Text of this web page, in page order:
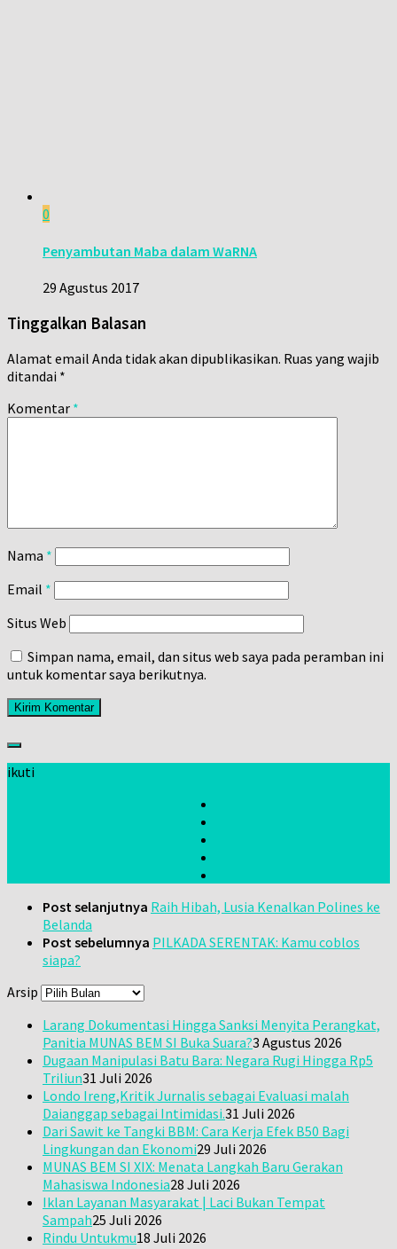
0
Penyambutan Maba dalam WaRNA
29 Agustus 2017
Tinggalkan Balasan
Alamat email Anda tidak akan dipublikasikan. Ruas yang wajib
ditandai *
Komentar *
Nama *
Email *
Situs Web
Simpan nama, email, dan situs web saya pada peramban ini
untuk komentar saya berikutnya.
ikuti
Post selanjutnya Raih Hibah, Lusia Kenalkan Polines ke
Belanda
Post sebelumnya PILKADA SERENTAK: Kamu coblos
siapa?
Arsip
Larang Dokumentasi Hingga Sanksi Menyita Perangkat,
Panitia MUNAS BEM SI Buka Suara?3 Agustus 2026
Dugaan Manipulasi Batu Bara: Negara Rugi Hingga Rp5
Triliun31 Juli 2026
Londo Ireng,Kritik Jurnalis sebagai Evaluasi malah
Daianggap sebagai Intimidasi.31 Juli 2026
Dari Sawit ke Tangki BBM: Cara Kerja Efek B50 Bagi
Lingkungan dan Ekonomi29 Juli 2026
MUNAS BEM SI XIX: Menata Langkah Baru Gerakan
Mahasiswa Indonesia28 Juli 2026
Iklan Layanan Masyarakat | Laci Bukan Tempat
Sampah25 Juli 2026
Rindu Untukmu18 Juli 2026